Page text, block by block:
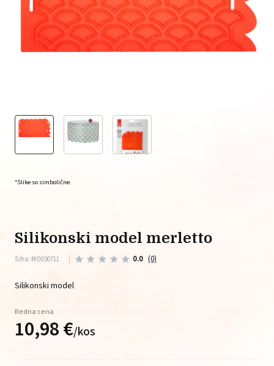
*Slike so simbolične.
silikonski model merletto
Šifra: MO030711 0.0 (0)
Silikonski model
Redna cena
10,98€/kos